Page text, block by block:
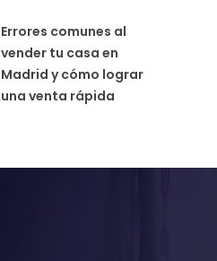
Errores comunes al
vender tu casa en
Madrid y cómo lograr
una venta rápida